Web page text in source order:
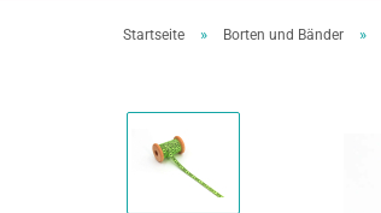
Startseite » Borten und Bänder »